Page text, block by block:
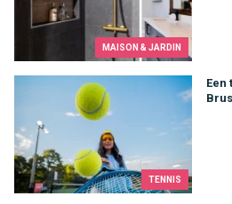
MAISON & JARDIN
TENNIS
Een
Een tennisclub kiezen in Brussel